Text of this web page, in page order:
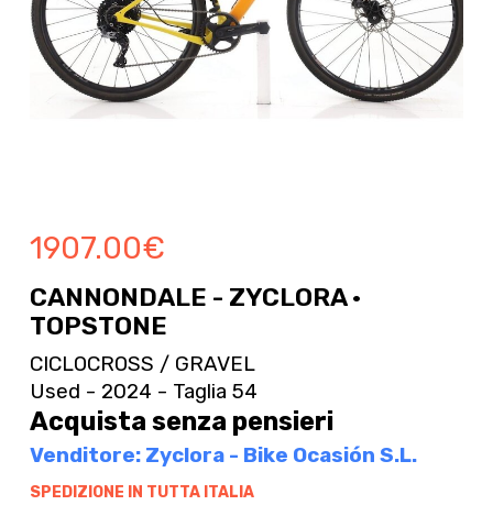
1907.00€
CANNONDALE - ZYCLORA ·
TOPSTONE
CICLOCROSS / GRAVEL
Used - 2024 - Taglia 54
Acquista senza pensieri
Venditore: Zyclora - Bike Ocasión S.L.
SPEDIZIONE IN TUTTA ITALIA